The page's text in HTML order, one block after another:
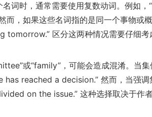
名词时，通常需要使用复数动词。例如
，如果这些名词指的是同一个事物或概
区分这两种情况需要仔细考
或“family”，可能会造成混淆。当
reached a decision.” 然而，当强
on the issue.” 这种选择取决于作